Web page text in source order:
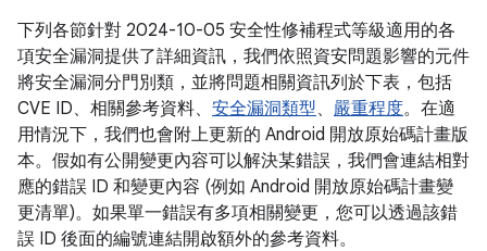
下列各節針對 2024-10-05 安全性修補程式等級適用的各
項安全漏洞提供了詳細資訊，我們依照資安問題影響的元件
將安全漏洞分門別類，並將問題相關資訊列於下表，包括
CVE ID、相關參考資料、 安全漏洞類型、 嚴重程度。在適
用情況下，我們也會附上更新的 Android 開放原始碼計畫版
本。假如有公開變更內容可以解決某錯誤，我們會連結相對
應的錯誤 ID 和變更內容 (例如 Android 開放原始碼計畫變
更清單)。如果單一錯誤有多項相關變更，您可以透過該錯
誤 ID 後面的編號連結開啟額外的參考資料。